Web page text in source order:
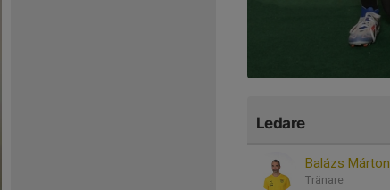
Ledare
Balázs Márton
Tränare